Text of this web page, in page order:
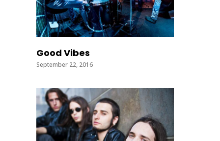
Good Vibes
September 22, 2016